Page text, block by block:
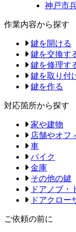
神戸市
作業内容から探す
鍵を開ける
鍵を交換す
鍵を修理す
鍵を取り付
鍵を作る
対応箇所から探す
家や建物
店舗やオフ
車
バイク
金庫
その他の鍵
ドアノブ・
ドアクロー
ご依頼の前に